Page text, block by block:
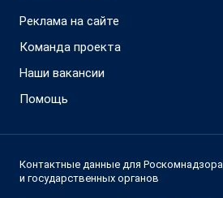
Реклама на сайте
Команда проекта
Наши вакансии
Помощь
Контактные данные для Роскомнадзора
и государственных органов